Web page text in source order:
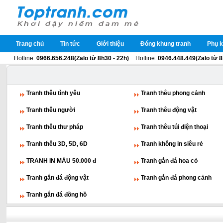
Trang chủ Tin tức Giới thiệu Đóng khung tranh Phụ
Hotline:0966.656.248(Zalo từ 8h30 - 22h) Hotline:0946.448.449(Zalo từ
Tranh thêu tình yêu Tranh thêu phong cảnh
Tranh thêu người Tranh thêu động vật
Tranh thêu thư pháp Tranh thêu túi điện thoại
Tranh thêu 3D, 5D, 6D Tranh không in siêu rẻ
TRANH IN MÀU 50.000 đ Tranh gắn đá hoa cỏ
Tranh gắn đá động vật Tranh gắn đá phong cảnh
Tranh gắn đá đồng hồ